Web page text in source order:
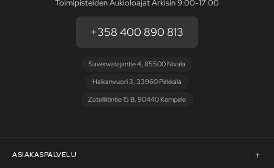
Toimipisteiden Aukioloajat Arkisin 9:00-17:00
+358 400 890 813
Savenvalajantie 4, 85500 Nivala
Haikanvuori 3, 33960 Pirkkala
Zatelliitintie 15 B, 90440 Kempele
ASIAKASPALVELU